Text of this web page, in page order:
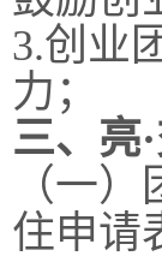
3.创业
力；
三、亮
（一
住申请